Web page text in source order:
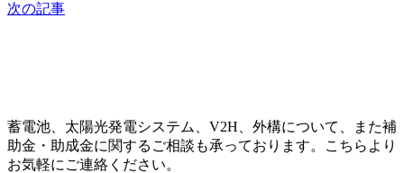
次の記事
蓄電池、太陽光発電システム、V2H、外構について、また補
助金・助成金に関するご相談も承っております。こちらより
お気軽にご連絡ください。